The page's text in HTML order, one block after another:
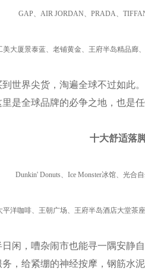
GAP、AIR JORDAN、PRADA、
美大厦景泰蓝、老铺黄金、王府半岛精品廊
世界尖货，淘遍全球不过如此
是全球品牌的必争之地，也是任
十大舒适落
Dunkin' Donuts、Ice Monster冰馆、光合
平洋咖啡、王朝广场、王府半岛酒店大堂茶
闲，嘈杂闹市也能寻一隅安静
，给紧绷的神经按摩，钢筋水